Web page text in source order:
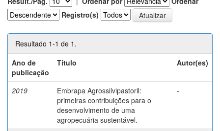
Registro(s)
Resultado 1-1 de 1.
Ano de
publicação
Título Autor(es)
2019
Embrapa Agrossilvipastoril:
primeiras contribuições para o
desenvolvimento de uma
agropecuária sustentável.
-